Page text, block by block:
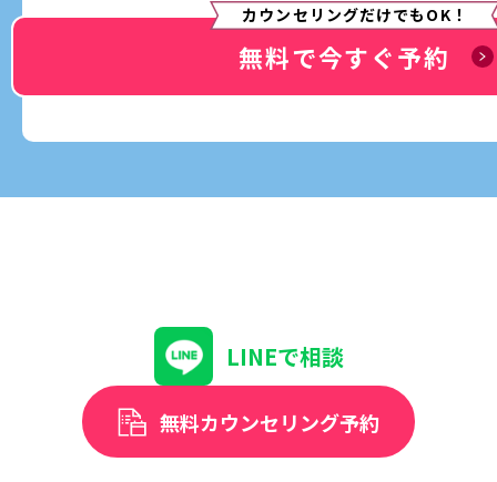
カウンセリングだけでもOK！
無料で今すぐ予約
LINEで相談
無料カウンセリング予約